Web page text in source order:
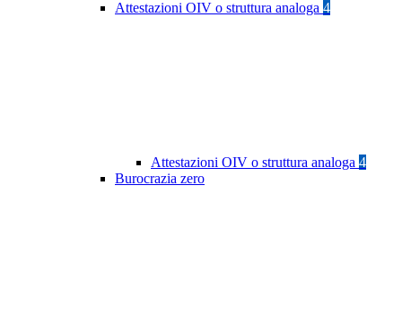
Attestazioni OIV o struttura analoga 4
Attestazioni OIV o struttura analoga 4
Burocrazia zero